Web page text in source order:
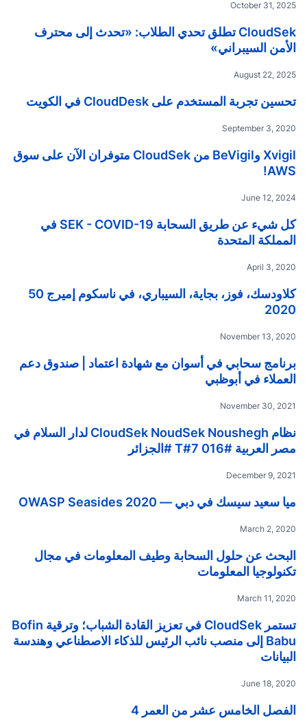
October 31, 2025
CloudSek تطلق تحدي الطلاب: «تحدث إلى محترف
الأمن السيبراني»
August 22, 2025
تحسين تجربة المستخدم على CloudDesk في الكويت
September 3, 2020
Xvigil وBeVigil من CloudSek متوفران الآن على سوق
AWS!
June 12, 2024
كل شيء عن طريق السحابة SEK - COVID-19 في
المملكة المتحدة
April 3, 2020
كلاودسك، فوز، بجاية، السيباري، في ناسكوم إميرج 50
2020
November 13, 2020
برنامج سحابي في أسوان مع شهادة اعتماد | صندوق دعم
العملاء في أبوظبي
November 30, 2021
نظام CloudSek NoudSek Noushegh لدار السلام في
مصر العربية #T#7 016 #الجزائر
December 9, 2021
ميا سعيد سيسك في دبي — OWASP Seasides 2020
March 2, 2020
البحث عن حلول السحابة وطيف المعلومات في مجال
تكنولوجيا المعلومات
March 11, 2020
تستمر CloudSek في تعزيز القادة الشباب؛ وترقية Bofin
Babu إلى منصب نائب الرئيس للذكاء الاصطناعي وهندسة
البيانات
June 18, 2020
الفصل الخامس عشر من العمر 4